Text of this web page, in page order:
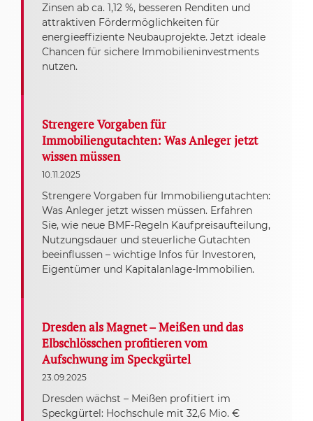
Zinsen ab ca. 1,12 %, besseren Renditen und
attraktiven Fördermöglichkeiten für
energieeffiziente Neubauprojekte. Jetzt ideale
Chancen für sichere Immobilieninvestments
nutzen.
Strengere Vorgaben für
Immobiliengutachten: Was Anleger jetzt
wissen müssen
10.11.2025
Strengere Vorgaben für Immobiliengutachten:
Was Anleger jetzt wissen müssen. Erfahren
Sie, wie neue BMF-Regeln Kaufpreisaufteilung,
Nutzungsdauer und steuerliche Gutachten
beeinflussen – wichtige Infos für Investoren,
Eigentümer und Kapitalanlage-Immobilien.
Dresden als Magnet – Meißen und das
Elbschlösschen profitieren vom
Aufschwung im Speckgürtel
23.09.2025
Dresden wächst – Meißen profitiert im
Speckgürtel: Hochschule mit 32,6 Mio. €